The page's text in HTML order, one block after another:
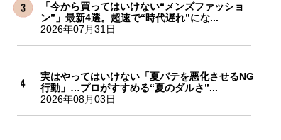
「今から買ってはいけない“メンズファッショ
ン”」最新4選。超速で“時代遅れ”にな...
2026年07月31日
実はやってはいけない「夏バテを悪化させるNG
行動」…プロがすすめる“夏のダルさ”...
2026年08月03日